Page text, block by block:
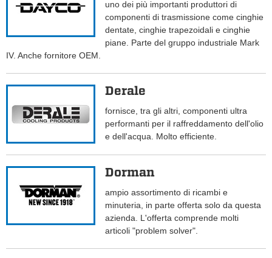
uno dei più importanti produttori di
componenti di trasmissione come cinghie
dentate, cinghie trapezoidali e cinghie
piane. Parte del gruppo industriale Mark
IV. Anche fornitore OEM.
Derale
fornisce, tra gli altri, componenti ultra
performanti per il raffreddamento dell'olio
e dell'acqua. Molto efficiente.
Dorman
ampio assortimento di ricambi e
minuteria, in parte offerta solo da questa
azienda. L'offerta comprende molti
articoli "problem solver".